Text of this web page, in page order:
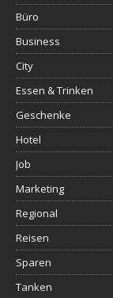
Büro
Business
City
Essen & Trinken
Geschenke
Hotel
Job
Marketing
Regional
Reisen
Sparen
Tanken